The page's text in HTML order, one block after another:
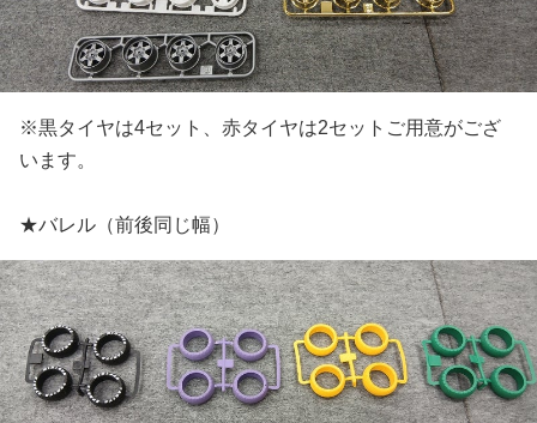
※黒タイヤは4セット、赤タイヤは2セットご用意がござ
います。
★バレル（前後同じ幅）